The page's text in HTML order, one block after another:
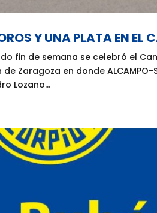
Y UNA PLATA EN EL
fin de semana se celebró el
de Zaragoza en donde
Lozano...